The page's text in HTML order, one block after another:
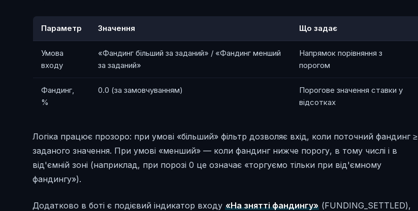
Параметр Значення Що задає
Умова
входу
«Фандинг більший за заданий» / «Фандинг менший
за заданий»
Напрямок порівняння з
порогом
Фандинг,
%
0.0 (за замовчуванням)
Порогове значення ставки у
відсотках
Логіка працює прозоро: при умові «більший» фільтр дозволяє вхід, коли поточний фандинг ≥
заданого значення. При умові «менший» — коли фандинг нижче порогу, в тому числі і в
від'ємній зоні (наприклад, при порозі 0 це означає «торгуємо тільки при від'ємному
фандингу»).
Додатково в боті є подієвий індикатор входу «На знятті фандингу»(FUNDING_SETTLED),